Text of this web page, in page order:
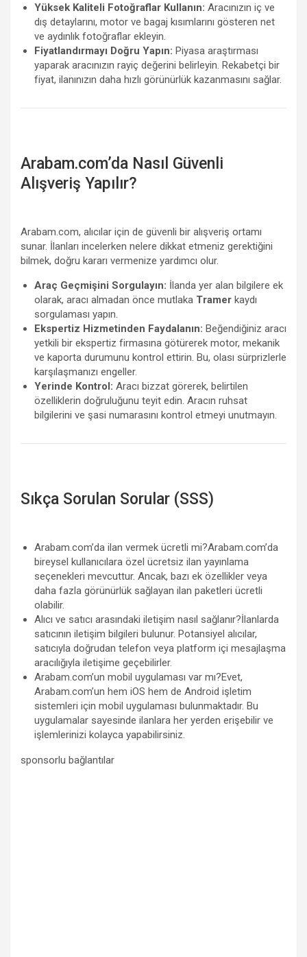
Yüksek Kaliteli Fotoğraflar Kullanın: Aracınızın iç ve
dış detaylarını, motor ve bagaj kısımlarını gösteren net
ve aydınlık fotoğraflar ekleyin.
Fiyatlandırmayı Doğru Yapın: Piyasa araştırması
yaparak aracınızın rayiç değerini belirleyin. Rekabetçi bir
fiyat, ilanınızın daha hızlı görünürlük kazanmasını sağlar.
Arabam.com’da Nasıl Güvenli
Alışveriş Yapılır?
Arabam.com, alıcılar için de güvenli bir alışveriş ortamı
sunar. İlanları incelerken nelere dikkat etmeniz gerektiğini
bilmek, doğru kararı vermenize yardımcı olur.
Araç Geçmişini Sorgulayın: İlanda yer alan bilgilere ek
olarak, aracı almadan önce mutlaka Tramer kaydı
sorgulaması yapın.
Ekspertiz Hizmetinden Faydalanın: Beğendiğiniz aracı
yetkili bir ekspertiz firmasına götürerek motor, mekanik
ve kaporta durumunu kontrol ettirin. Bu, olası sürprizlerle
karşılaşmanızı engeller.
Yerinde Kontrol: Aracı bizzat görerek, belirtilen
özelliklerin doğruluğunu teyit edin. Aracın ruhsat
bilgilerini ve şasi numarasını kontrol etmeyi unutmayın.
Sıkça Sorulan Sorular (SSS)
Arabam.com’da ilan vermek ücretli mi?Arabam.com’da
bireysel kullanıcılara özel ücretsiz ilan yayınlama
seçenekleri mevcuttur. Ancak, bazı ek özellikler veya
daha fazla görünürlük sağlayan ilan paketleri ücretli
olabilir.
Alıcı ve satıcı arasındaki iletişim nasıl sağlanır?İlanlarda
satıcının iletişim bilgileri bulunur. Potansiyel alıcılar,
satıcıyla doğrudan telefon veya platform içi mesajlaşma
aracılığıyla iletişime geçebilirler.
Arabam.com’un mobil uygulaması var mı?Evet,
Arabam.com’un hem iOS hem de Android işletim
sistemleri için mobil uygulaması bulunmaktadır. Bu
uygulamalar sayesinde ilanlara her yerden erişebilir ve
işlemlerinizi kolayca yapabilirsiniz.
sponsorlu bağlantılar